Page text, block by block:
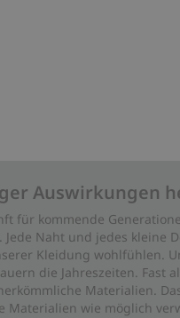
Auswirkungen
für kommende
Naht und jedes kleine
Kleidung wohlfühlen.
die Jahreszeiten. Fast
Materialien.
Materialien wie möglich